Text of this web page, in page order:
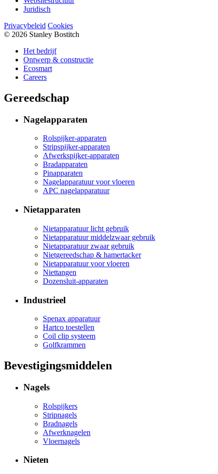
Juridisch
Privacybeleid Cookies
© 2026 Stanley Bostitch
Het bedrijf
Ontwerp & constructie
Ecosmart
Careers
Gereedschap
Nagelapparaten
Rolspijker-apparaten
Stripspijker-apparaten
Afwerkspijker-apparaten
Bradapparaten
Pinapparaten
Nagelapparatuur voor vloeren
APC nagelapparatuur
Nietapparaten
Nietapparatuur licht gebruik
Nietapparatuur middelzwaar gebruik
Nietapparatuur zwaar gebruik
Nietgereedschap & hamertacker
Nietapparatuur voor vloeren
Niettangen
Dozensluit-apparaten
Industrieel
Spenax apparatuur
Hartco toestellen
Coil clip systeem
Golfkrammen
Bevestigingsmiddelen
Nagels
Rolspijkers
Stripnagels
Bradnagels
Afwerknagelen
Vloernagels
Nieten